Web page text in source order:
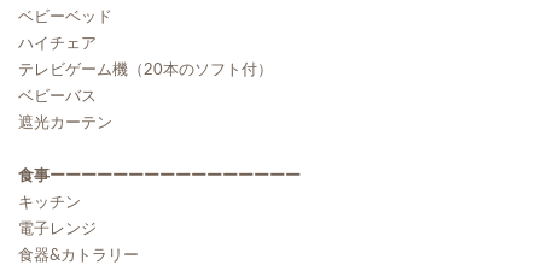
ベビーベッド
ハイチェア
テレビゲーム機（20本のソフト付）
ベビーバス
遮光カーテン
食事ーーーーーーーーーーーーーーーー
キッチン
電子レンジ
食器&カトラリー